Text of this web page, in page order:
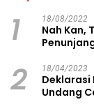
1 18/08/2022
Nah Kan,
2 18/04/2023
Deklarasi
Undang